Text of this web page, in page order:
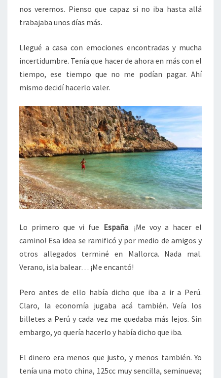
nos veremos. Pienso que capaz si no iba hasta allá
trabajaba unos días más.
Llegué a casa con emociones encontradas y mucha
incertidumbre. Tenía que hacer de ahora en más con el
tiempo, ese tiempo que no me podían pagar. Ahí
mismo decidí hacerlo valer.
Lo primero que vi fue España. ¡Me voy a hacer el
camino! Esa idea se ramificó y por medio de amigos y
otros allegados terminé en Mallorca. Nada mal.
Verano, isla balear… ¡Me encantó!
Pero antes de ello había dicho que iba a ir a Perú.
Claro, la economía jugaba acá también. Veía los
billetes a Perú y cada vez me quedaba más lejos. Sin
embargo, yo quería hacerlo y había dicho que iba.
El dinero era menos que justo, y menos también. Yo
tenía una moto china, 125cc muy sencilla, seminueva;